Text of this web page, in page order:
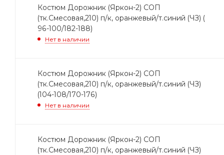
Костюм Дорожник (Яркон-2) СОП
(тк.Смесовая,210) п/к, оранжевый/т.синий (ЧЗ) (
96-100/182-188)
Нет в наличии
Костюм Дорожник (Яркон-2) СОП
(тк.Смесовая,210) п/к, оранжевый/т.синий (ЧЗ)
(104-108/170-176)
Нет в наличии
Костюм Дорожник (Яркон-2) СОП
(тк.Смесовая,210) п/к, оранжевый/т.синий (ЧЗ)